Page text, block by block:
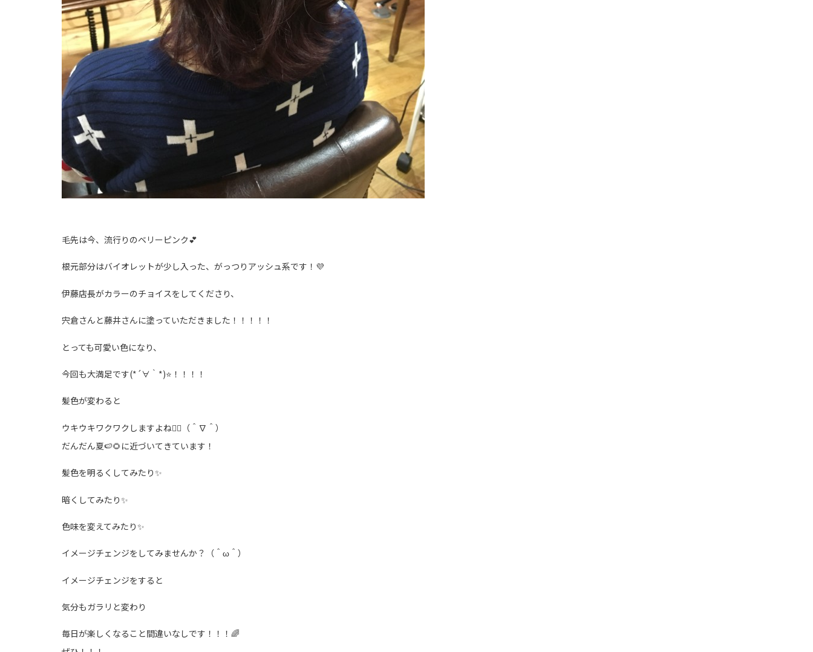
毛先は今、流行りのベリーピンク💕
根元部分はバイオレットが少し入った、がっつりアッシュ系です！💜
伊藤店長がカラーのチョイスをしてくださり、
宍倉さんと藤井さんに塗っていただきました！！！！！
とっても可愛い色になり、
今回も大満足です(*´∀｀*)⭐️！！！！
髪色が変わると
ウキウキワクワクしますよね☝🏻（＾∇＾）
だんだん夏🍉🌻に近づいてきています！
髪色を明るくしてみたり✨
暗くしてみたり✨
色味を変えてみたり✨
イメージチェンジをしてみませんか？（＾ω＾）
イメージチェンジをすると
気分もガラリと変わり
毎日が楽しくなること間違いなしです！！！🌈